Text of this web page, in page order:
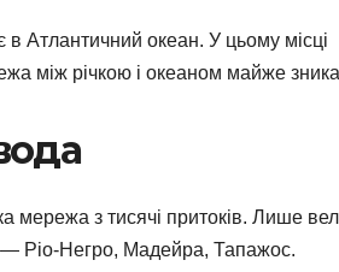
в Атлантичний океан. У цьому місці
між річкою і океаном майже
мережа з тисячі притоків. Лише
— Ріо-Негро, Мадейра, Тапажос.